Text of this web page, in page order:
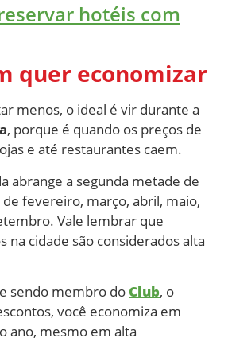
hotéis com
quer economizar
menos, o ideal é vir durante a
, porque é quando os preços de
e até restaurantes caem.
abrange a segunda metade de
fevereiro, março, abril, maio,
Vale lembrar que
na cidade são considerados alta
sendo membro do Club, o
você economiza em
ano, mesmo em alta